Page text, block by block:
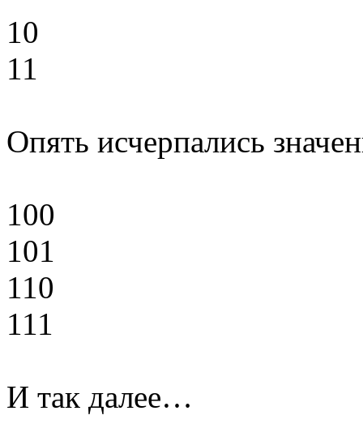
10
11
Опять исчерпались
100
101
110
111
И так далее…